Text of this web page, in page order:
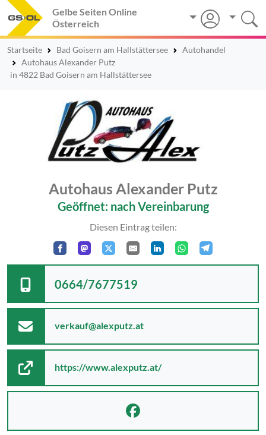
Gelbe Seiten Online
Österreich
Startseite Bad Goisern am Hallstättersee
Autohandel
Autohaus Alexander Putz
in 4822 Bad Goisern am Hallstättersee
Autohaus Alexander Putz
Geöffnet: nach Vereinbarung
Diesen Eintrag teilen:
0664/7677519
verkauf@alexputz.at
https://www.alexputz.at/